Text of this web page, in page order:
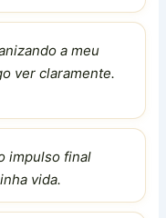
a meu
ver claramente.
impulso final
vida.